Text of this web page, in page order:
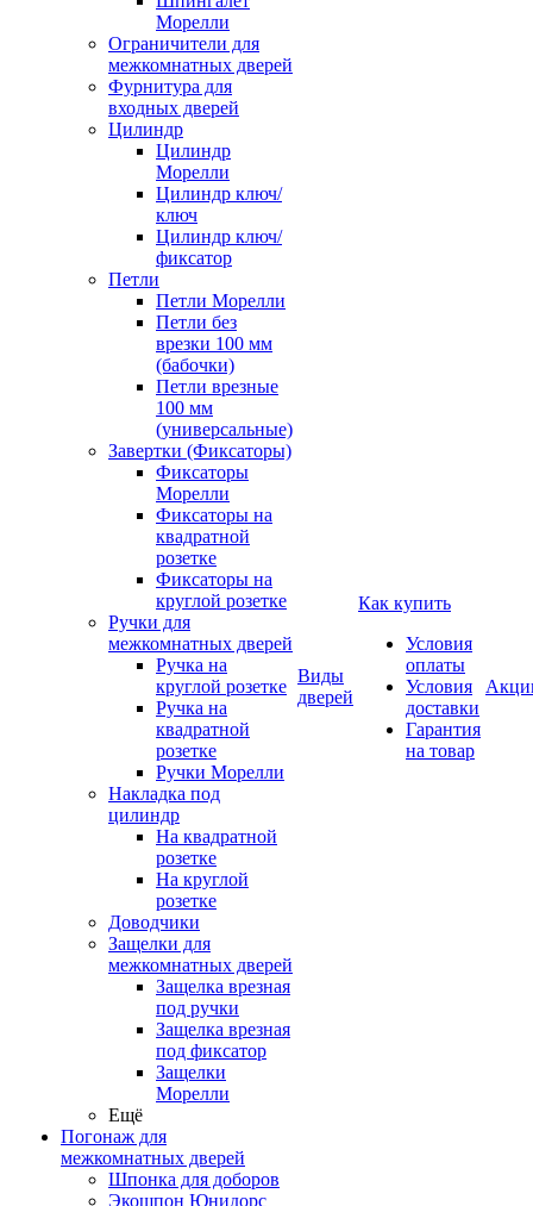
Морелли
Ограничители для
межкомнатных дверей
Фурнитура для
входных дверей
Цилиндр
Цилиндр
Морелли
Цилиндр ключ/
ключ
Цилиндр ключ/
фиксатор
Петли
Петли Морелли
Петли без
врезки 100 мм
(бабочки)
Петли врезные
100 мм
(универсальные)
Завертки (Фиксаторы)
Фиксаторы
Морелли
Фиксаторы на
квадратной
розетке
Фиксаторы на
круглой розетке
Ручки для
межкомнатных дверей
Ручка на
круглой розетке
Ручка на
квадратной
розетке
Ручки Морелли
Накладка под
цилиндр
На квадратной
розетке
На круглой
розетке
Доводчики
Защелки для
межкомнатных дверей
Защелка врезная
под ручки
Защелка врезная
под фиксатор
Защелки
Морелли
Ещё
Погонаж для
межкомнатных дверей
Шпонка для доборов
Экошпон Юнидорс
Виды
дверей
Как купить
Условия
оплаты
Условия
доставки
Гарантия
на товар